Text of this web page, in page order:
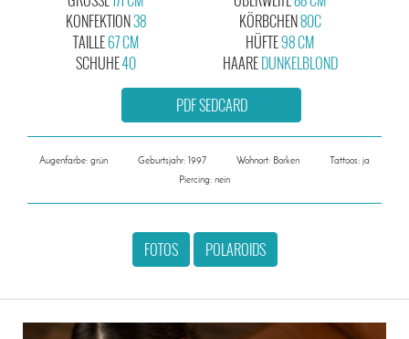
KONFEKTION38
KÖRBCHEN80C
TAILLE67 CM
SCHUHE40
HÜFTE98 CM
HAAREDUNKELBLOND
PDF SEDCARD
Augenfarbe: grün Geburtsjahr: 1997 Wohnort: Borken
Tattoos: ja
Piercing: nein
FOTOS POLAROIDS